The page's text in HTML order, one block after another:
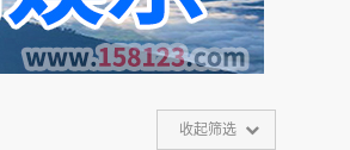
收起筛选